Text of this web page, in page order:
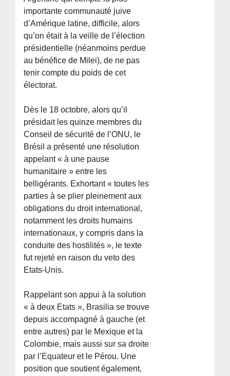
importante communauté juive
d’Amérique latine, difficile, alors
qu’on était à la veille de l’élection
présidentielle (néanmoins perdue
au bénéfice de Milei), de ne pas
tenir compte du poids de cet
électorat.
Dès le 18 octobre, alors qu’il
présidait les quinze membres du
Conseil de sécurité de l’ONU, le
Brésil a présenté une résolution
appelant « à une pause
humanitaire » entre les
belligérants. Exhortant « toutes les
parties à se plier pleinement aux
obligations du droit international,
notamment les droits humains
internationaux, y compris dans la
conduite des hostilités », le texte
fut rejeté en raison du veto des
Etats-Unis.
Rappelant son appui à la solution
« à deux Etats », Brasilia se trouve
depuis accompagné à gauche (et
entre autres) par le Mexique et la
Colombie, mais aussi sur sa droite
par l’Equateur et le Pérou. Une
position que soutient également,